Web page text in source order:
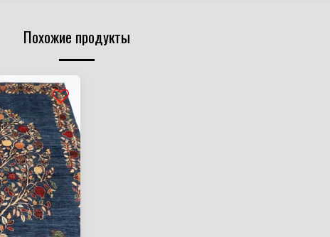
Похожие продукты